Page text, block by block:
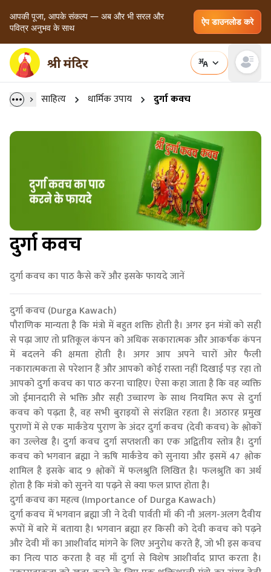
आपकी पूजा, आपके संकल्प — अब और भी सरल और
पवित्र अनुभव के साथ
ऐप डाउनलोड करे
Open
साहित्य धार्मिक उपाय दुर्गा कवच
दुर्गा कवच
दुर्गा कवच का पाठ कैसे करें और इसके फायदे जानें
दुर्गा कवच (Durga Kawach)
पौराणिक मान्यता है कि मंत्रो में बहुत शक्ति होती है। अगर इन मंत्रों को सही
से पढ़ा जाए तो प्रतिकूल कंपन को अधिक सकारात्मक और आकर्षक कंपन
में बदलने की क्षमता होती है। अगर आप अपने चारों ओर फैली
नकारात्मकता से परेशान हैं और आपको कोई रास्ता नहीं दिखाई पड़ रहा तो
आपको दुर्गा कवच का पाठ करना चाहिए। ऐसा कहा जाता है कि वह व्यक्ति
जो ईमानदारी से भक्ति और सही उच्चारण के साथ नियमित रूप से दुर्गा
कवच को पढ़ता है, वह सभी बुराइयों से संरक्षित रहता है। अठारह प्रमुख
पुराणों में से एक मार्कंडेय पुराण के अंदर दुर्गा कवच (देवी कवच) के श्लोकों
का उल्लेख है। दुर्गा कवच दुर्गा सप्तशती का एक अद्वितीय स्तोत्र है। दुर्गा
कवच को भगवान ब्रह्मा ने ऋषि मार्कंडेय को सुनाया और इसमें 47 श्लोक
शामिल है इसके बाद 9 श्लोकों में फलश्रुति लिखित है। फलश्रुति का अर्थ
होता है कि मंत्रो को सुनने या पढ़ने से क्या फल प्राप्त होता है।
दुर्गा कवच का महत्व (Importance of Durga Kawach)
दुर्गा कवच में भगवान ब्रह्मा जी ने देवी पार्वती माँ की नौ अलग-अलग दैवीय
रूपों में बारे में बताया है। भगवान ब्रह्मा हर किसी को देवी कवच को पढ़ने
और देवी माँ का आशीर्वाद मांगने के लिए अनुरोध करते हैं, जो भी इस कवच
का नित्य पाठ करता है वह माँ दुर्गा से विशेष आशीर्वाद प्राप्त करता है।